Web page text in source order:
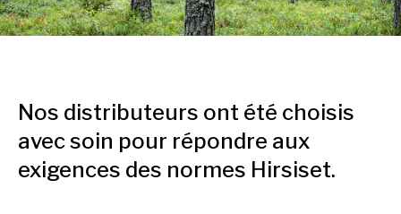
Nos distributeurs ont été choisis
avec soin pour répondre aux
exigences des normes Hirsiset.